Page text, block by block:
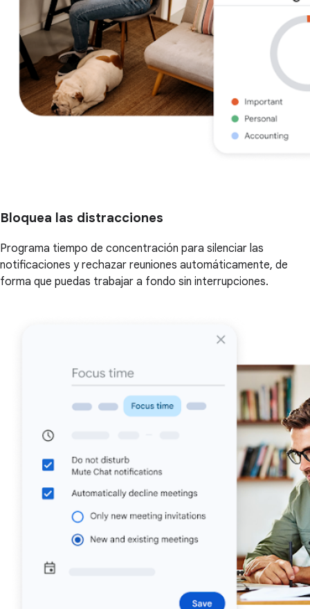
Bloquea las distracciones
Programa tiempo de concentración para silenciar las
notificaciones y rechazar reuniones automáticamente, de
forma que puedas trabajar a fondo sin interrupciones.